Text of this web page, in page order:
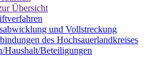
Übersicht
und Vollstreckung
des Hochsauerlandkreises
Haushalt/Beteiligungen